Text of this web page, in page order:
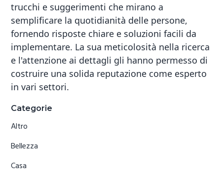
trucchi e suggerimenti che mirano a
semplificare la quotidianità delle persone,
fornendo risposte chiare e soluzioni facili da
implementare. La sua meticolosità nella ricerca
e l'attenzione ai dettagli gli hanno permesso di
costruire una solida reputazione come esperto
in vari settori.
Primary
Sidebar
Categorie
Altro
Bellezza
Casa